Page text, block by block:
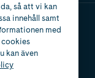
så att vi kan
innehåll samt
med
cookies
kan även